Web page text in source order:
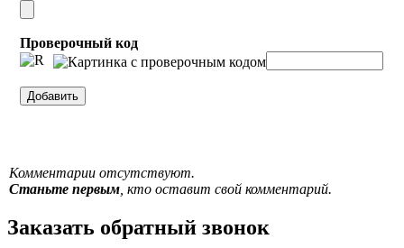
Проверочный код
Комментарии отсутствуют.
Станьте первым, кто оставит свой комментарий.
Заказать обратный звонок